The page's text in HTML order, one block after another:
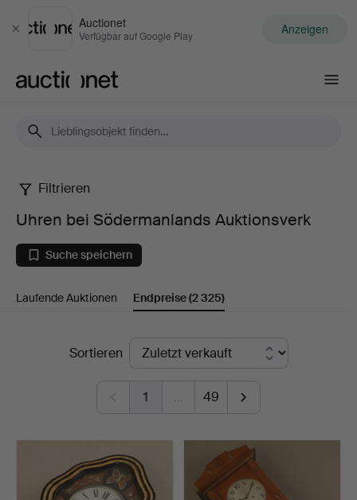
Schließen
Auctionet
Verfügbar auf Google Play Anzeigen
Uhren
bei
Södermanlands
Auktionsverk
Filtrieren
Uhren bei Södermanlands Auktionsverk
Suche speichern
Laufende Auktionen Endpreise(2 325)
EndpreiseSortieren
1 … 49